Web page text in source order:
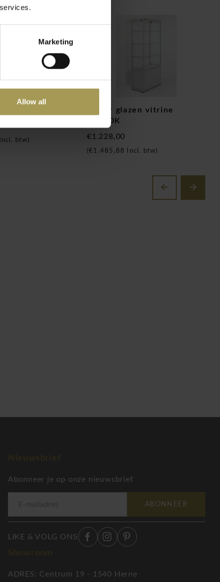
Marketing
Allow all
Incl. btw)
Pictor glazen vitrine
VA080K
€1.228,00
(€1.485,88 Incl. btw)
Abonneer je op onze nieuwsbrief
ABONNEER
LIKE & VOLG ONS
ADRES: Centrum 19 - 1540 Herne